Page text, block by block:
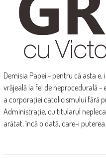
Demisia Papei - pentru că asta
vrăjeală la fel de neprocedurală -
a corporaţiei catolicismului fără
Administraţie, cu titularul
arătat, încă o dată, care-i puterea